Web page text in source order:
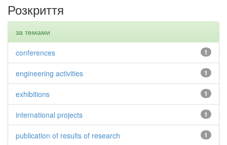
Розкриття
за темами
1
conferences
1
engineering activities
1
exhibitions
1
international projects
1
publication of results of research